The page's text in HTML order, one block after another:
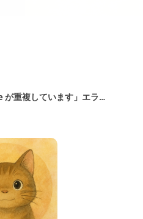
「FAQPage が重複しています」エラーの原因と対処法【Google Search Console】